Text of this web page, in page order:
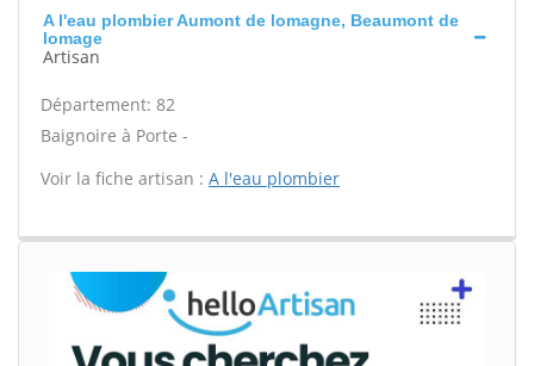
A l'eau plombier Aumont de lomagne, Beaumont de
lomage
Artisan
Département: 82
Baignoire à Porte -
Voir la fiche artisan : A l'eau plombier